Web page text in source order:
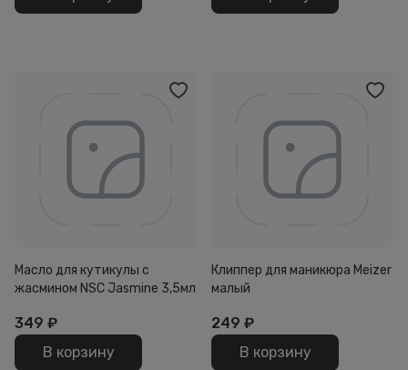
Масло для кутикулы с
жасмином NSC Jasmine 3,5мл
349 ₽
В корзину
Клиппер для маникюра Meizer
малый
249 ₽
В корзину